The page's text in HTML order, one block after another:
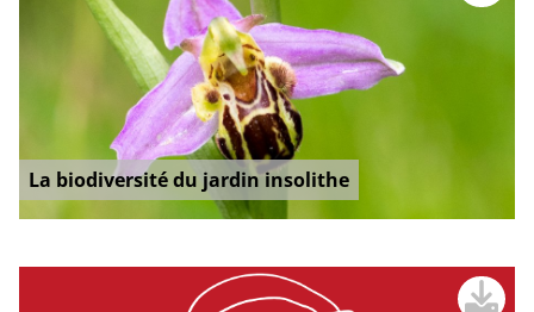
La biodiversité du jardin insolithe